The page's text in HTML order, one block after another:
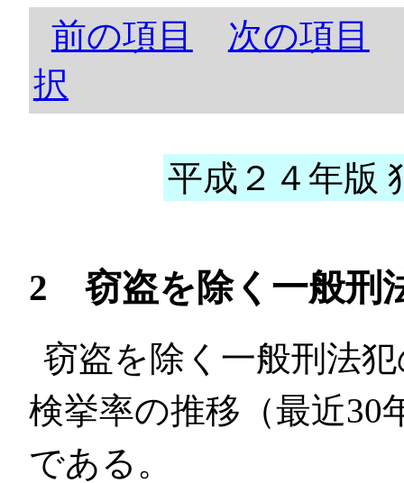
前の項目
次の項目
択
平成２４年版
2 窃盗を除く一般刑
窃盗を除く一般刑法
検挙率の推移（最近30
である。